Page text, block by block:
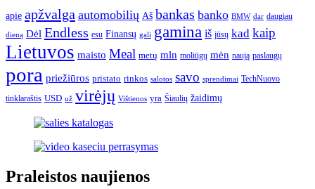
apie apžvalga automobilių Aš bankas banko BMW dar daugiau
dieną Dėl Endless esu Finansų gali gamina iš jūsų kad kaip
Lietuvos maisto Meal metų mln moliūgų mėn naują paslaugų
pora priežiūros pristato rinkos salotos savo sprendimai TechNuovo
tinklaraštis USD už virėjų Vištienos yra Šiaulių žaidimų
Praleistos naujienos